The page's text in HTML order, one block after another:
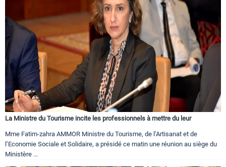
La Ministre du Tourisme incite les professionnels à mettre du leur
Mme Fatim-zahra AMMOR Ministre du Tourisme, de l’Artisanat et de
l’Economie Sociale et Solidaire, a présidé ce matin une réunion au siège du
Ministère ...